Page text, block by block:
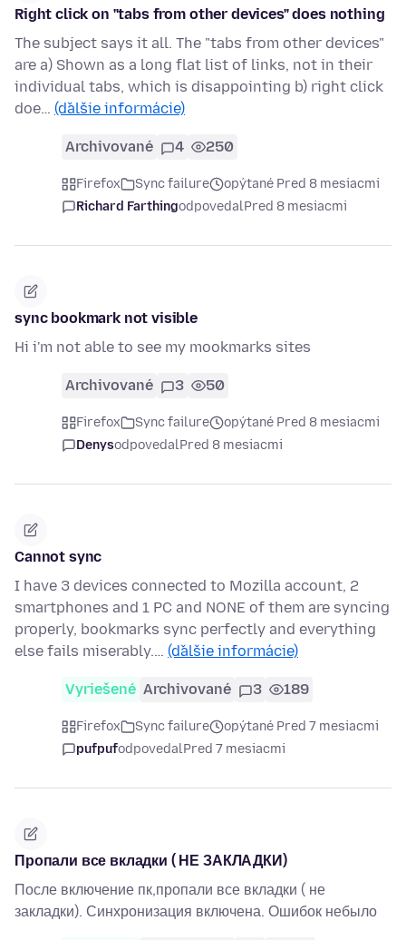
Right click on "tabs from other devices" does nothing
The subject says it all. The "tabs from other devices"
are a) Shown as a long flat list of links, not in their
individual tabs, which is disappointing b) right click
doe… (ďalšie informácie)
Archivované 4 250
Firefox Sync failure
opýtané Pred 8 mesiacmi
Richard FarthingodpovedalPred 8 mesiacmi
sync bookmark not visible
Hi i'm not able to see my mookmarks sites
Archivované 3 50
Firefox Sync failure
opýtané Pred 8 mesiacmi
DenysodpovedalPred 8 mesiacmi
Cannot sync
I have 3 devices connected to Mozilla account, 2
smartphones and 1 PC and NONE of them are syncing
properly, bookmarks sync perfectly and everything
else fails miserably.… (ďalšie informácie)
Vyriešené Archivované 3 189
Firefox Sync failure
opýtané Pred 7 mesiacmi
pufpufodpovedalPred 7 mesiacmi
Пропали все вкладки ( НЕ ЗАКЛАДКИ)
После включение пк,пропали все вкладки ( не
закладки). Синхронизация включена. Ошибок небыло